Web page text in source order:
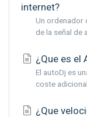
internet?
Un ordenador
de la señal de
¿Que es el
El autoDj es
coste
¿Que